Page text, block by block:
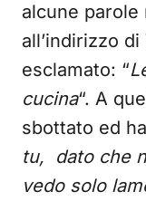
alcune parole
all’indirizzo
esclamato: “
cucina“. A
sbottato ed
tu, dato che
vedo solo